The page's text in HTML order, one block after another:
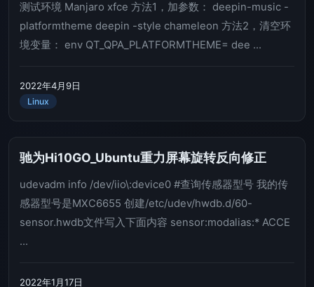
测试环境 Manjaro xfce 方法1，加参数： deepin-music -
platformtheme deepin -style chameleon 方法2，清空环
境变量： env QT_QPA_PLATFORMTHEME= dee ...
2022年4月9日
Linux
驰为Hi10GO_Ubuntu重力屏幕旋转反向修正
udevadm info /dev/iio\:device0 #查询传感器型号 我的传
感器型号是MXC6655 创建/etc/udev/hwdb.d/60-
sensor.hwdb文件写入下面内容 sensor:modalias:* ACCE
...
2022年1月17日